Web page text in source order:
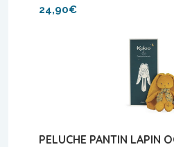
24,90€
PELUCHE PANTIN LAPIN